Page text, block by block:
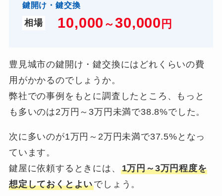
鍵開け・鍵交換
相場 10,000 ～30,000 円
豊見城市の鍵開け・鍵交換にはどれくらいの費
用がかかるのでしょうか。
弊社での事例をもとに調査したところ、もっと
も多いのは2万円～3万円未満で38.8%でした。
次に多いのが1万円～2万円未満で37.5%となっ
ています。
鍵屋に依頼するときには、 1万円～3万円程度を
想定しておくとよいでしょう。